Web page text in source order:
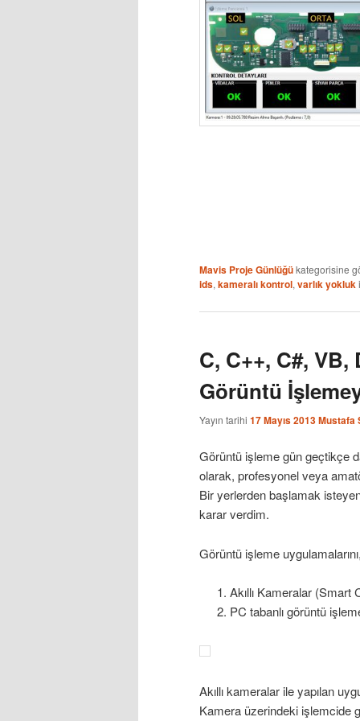
Mavis Proje Günlüğükategorisine
ids, kameralı kontrol, varlık yokluk
C, C++, C#,
Görüntü
Yayın tarihi 17 Mayıs 2013Mustafa
Görüntü işleme gün geçtikçe
olarak, profesyonel veya
Bir yerlerden başlamak
karar verdim.
Görüntü işleme
Akıllı Kameralar (Smart
PC tabanlı görüntü
Akıllı kameralar ile yapılan
Kamera üzerindeki işlemcide